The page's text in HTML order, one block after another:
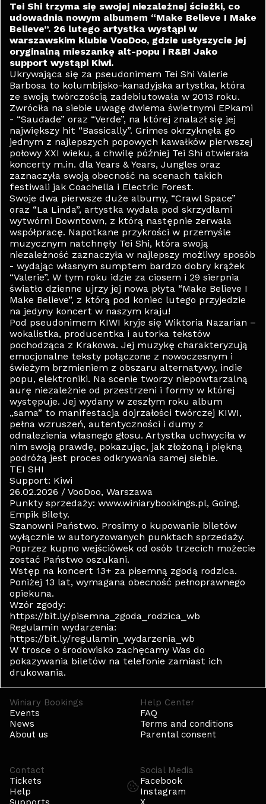
Tei Shi trzyma się swojej niezależnej ścieżki, co
udowadnia nowym albumem “Make Believe I Make
Believe”. 26 lutego artystka wystąpi w
warszawskim klubie VooDoo, gdzie usłyszycie jej
oryginalną mieszankę alt-popu i R&B! Jako
support wystąpi Kiwi.
Ukrywająca się za pseudonimem Tei Shi Valerie
Barbosa to kolumbijsko-kanadyjska artystka, która
ze swoją twórczością zadebiutowała w 2013 roku.
Zwróciła na siebie uwagę dwiema świetnymi EPkami
- “Saudade” oraz “Verde”, na której znalazł się jej
największy hit “Bassically”. Grimes okrzyknęła go
jednym z najlepszych popowych kawałków pierwszej
połowy XXI wieku, a chwilę później Tei Shi otwierała
koncerty m.in. dla Years & Years, Jungles oraz
zaznaczyła swoją obecność na scenach takich
festiwali jak Coachella i Electric Forest.
Swoje dwa pierwsze duże albumy, “Crawl Space”
oraz “La Linda”, artystka wydała pod skrzydłami
wytwórni Downtown, z którą następnie zerwała
współpracę. Napotkane przykrości w przemyśle
muzycznym natchnęły Tei Shi, która swoją
niezależność zaznaczyła w najlepszy możliwy sposób
- wydając własnym sumptem bardzo dobry krążek
“Valerie”. W tym roku idzie za ciosem i 29 sierpnia
światło dzienne ujrzy jej nowa płyta “Make Believe I
Make Believe”, z którą pod koniec lutego przyjedzie
na jedyny koncert w naszym kraju!
Pod pseudonimem KIWI kryje się Wiktoria Nazarian –
wokalistka, producentka i autorka tekstów
pochodząca z Krakowa. Jej muzykę charakteryzują
emocjonalne teksty połączone z nowoczesnym i
świeżym brzmieniem z obszaru alternatywy, indie
popu, elektroniki. Na scenie tworzy niepowtarzalną
aurę niezależnie od przestrzeni i formy w której
występuje. Jej wydany w zeszłym roku album
„sama” to manifestacja dojrzałości twórczej KIWI,
pełna wzruszeń, autentyczności i dumy z
odnalezienia własnego głosu. Artystka uchwyciła w
nim swoją prawdę, pokazując, jak złożoną i piękną
podróżą jest proces odkrywania samej siebie.
TEI SHI
Support: Kiwi
26.02.2026 / VooDoo, Warszawa
Punkty sprzedaży: www.winiarybookings.pl, Going,
Empik Bilety.
Szanowni Państwo. Prosimy o kupowanie biletów
wyłącznie w autoryzowanych punktach sprzedaży.
Poprzez kupno wejściówek od osób trzecich możecie
zostać Państwo oszukani.
Wstęp na koncert 13+ za pisemną zgodą rodzica.
Poniżej 13 lat, wymagana obecność pełnoprawnego
opiekuna.
Wzór zgody:
https://bit.ly/pisemna_zgoda_rodzica_wb
Regulamin wydarzenia:
https://bit.ly/regulamin_wydarzenia_wb
W trosce o środowisko zachęcamy Was do
pokazywania biletów na telefonie zamiast ich
drukowania.
Winiary Bookings
Events
News
About us
Help Center
FAQ
Terms and conditions
Parental consent
Contact
Tickets
Help
Social Media
Facebook
Instagram